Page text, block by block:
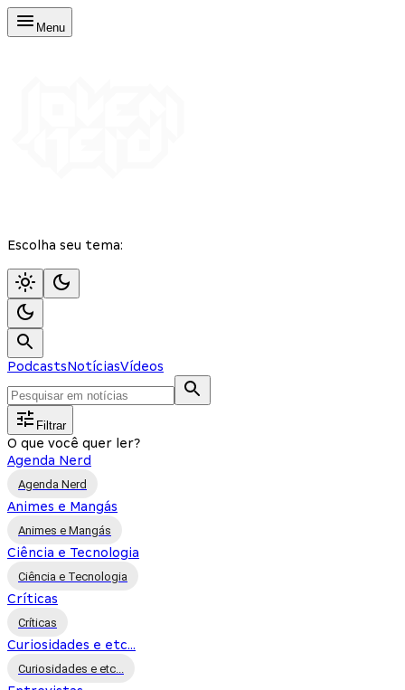
Menu
Escolha seu tema:
PodcastsNotíciasVídeos
Filtrar
O que você quer ler?
Agenda Nerd
Agenda Nerd
Animes e Mangás
Animes e Mangás
Ciência e Tecnologia
Ciência e Tecnologia
Críticas
Críticas
Curiosidades e etc...
Curiosidades e etc...